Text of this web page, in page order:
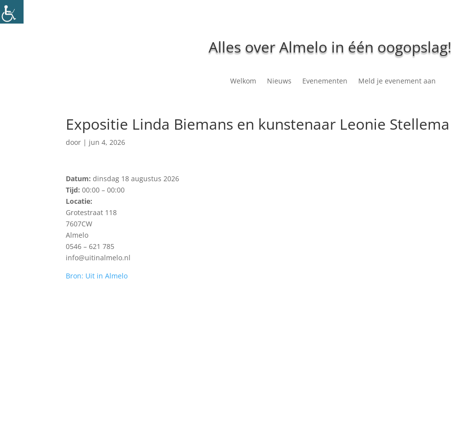
Alles over Almelo in één oogopslag!
Welkom Nieuws Evenementen Meld je evenement aan
Expositie Linda Biemans en kunstenaar Leonie Stellema
door | jun 4, 2026
Datum: dinsdag 18 augustus 2026
Tijd: 00:00 – 00:00
Locatie:
Grotestraat 118
7607CW
Almelo
0546 – 621 785
info@uitinalmelo.nl
Bron: Uit in Almelo